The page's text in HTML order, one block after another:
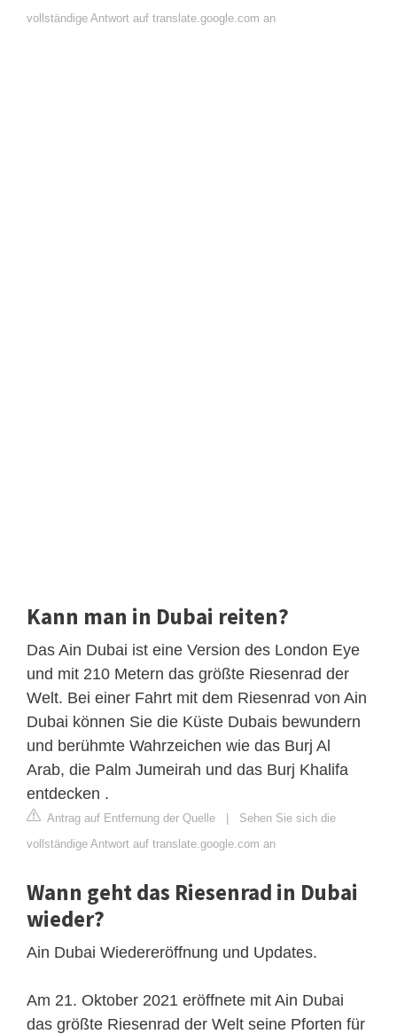
vollständige Antwort auf translate.google.com an
Kann man in Dubai reiten?
Das Ain Dubai ist eine Version des London Eye
und mit 210 Metern das größte Riesenrad der
Welt. Bei einer Fahrt mit dem Riesenrad von Ain
Dubai können Sie die Küste Dubais bewundern
und berühmte Wahrzeichen wie das Burj Al
Arab, die Palm Jumeirah und das Burj Khalifa
entdecken .
Antrag auf Entfernung der Quelle | Sehen Sie sich die
vollständige Antwort auf translate.google.com an
Wann geht das Riesenrad in Dubai
wieder?
Ain Dubai Wiedereröffnung und Updates.
Am 21. Oktober 2021 eröffnete mit Ain Dubai
das größte Riesenrad der Welt seine Pforten für